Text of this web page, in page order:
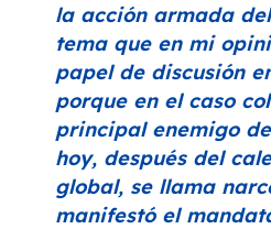
la acción armada
tema que en mi
papel de discusión
porque en el caso
principal enemigo
hoy, después del
global, se llama
manifestó el